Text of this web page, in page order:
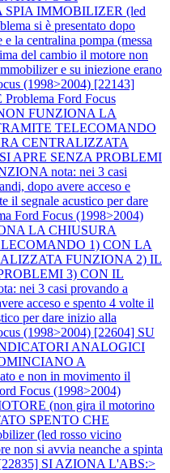
IMMOBILIZER (led
si è presentato dopo
la centralina pompa (messa
del cambio il motore non
e su iniezione erano
(1998>2004) [22143]
Problema Ford Focus
FUNZIONA LA
TELECOMANDO
CENTRALIZZATA
APRE SENZA PROBLEMI
nota: nei 3 casi
dopo avere acceso e
il segnale acustico per dare
Ford Focus (1998>2004)
LA CHIUSURA
1) CON LA
FUNZIONA 2) IL
3) CON IL
nei 3 casi provando a
acceso e spento 4 volte il
per dare inizio alla
(1998>2004) [22604] SU
ANALOGICI
A
e non in movimento il
Focus (1998>2004)
(non gira il motorino
SPENTO CHE
(led rosso vicino
non si avvia neanche a spinta
SI AZIONA L'ABS:>